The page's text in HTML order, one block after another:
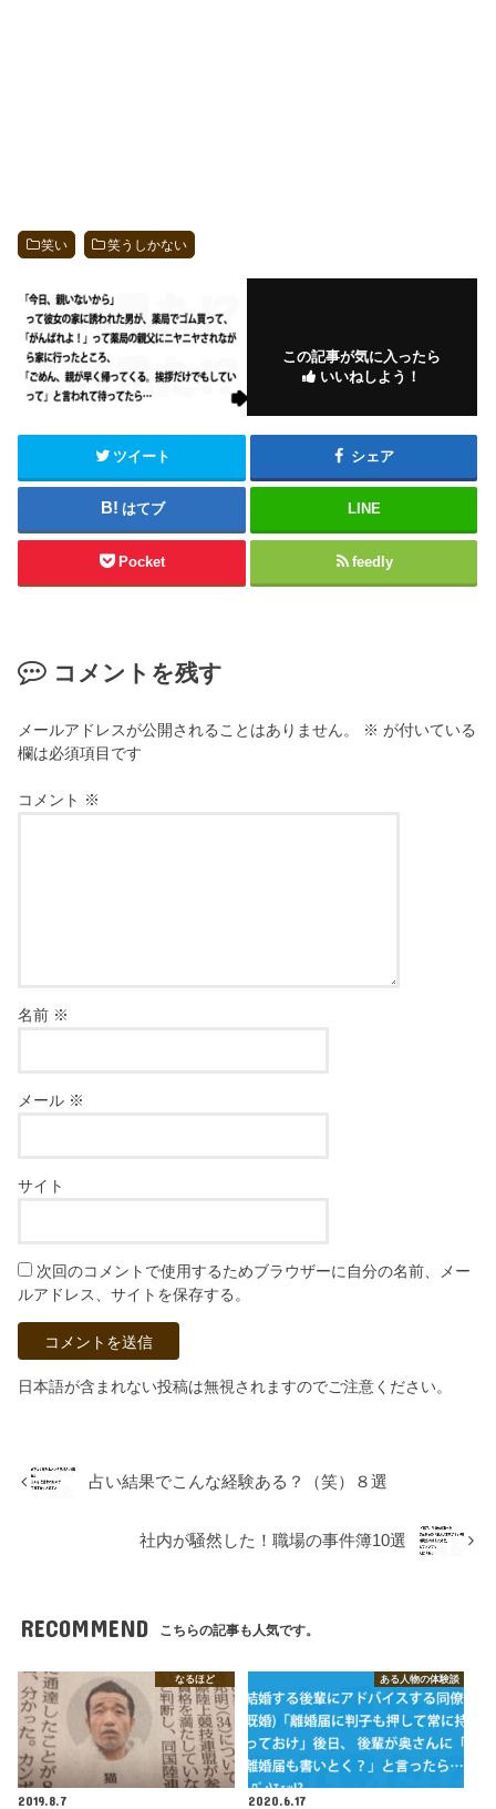
笑い 笑うしかない
この記事が気に入ったら
いいねしよう！
ツイート シェア
はてブ LINE
Pocket feedly
コメントを残す
メールアドレスが公開されることはありません。 ※ が付いている
欄は必須項目です
コメント ※
名前 ※
メール ※
サイト
次回のコメントで使用するためブラウザーに自分の名前、メー
ルアドレス、サイトを保存する。
日本語が含まれない投稿は無視されますのでご注意ください。
占い結果でこんな経験ある？（笑）８選
社内が騒然した！職場の事件簿10選
RECOMMEND こちらの記事も人気です。
なるほど
2019.8.7
ある人物の体験談
2020.6.17